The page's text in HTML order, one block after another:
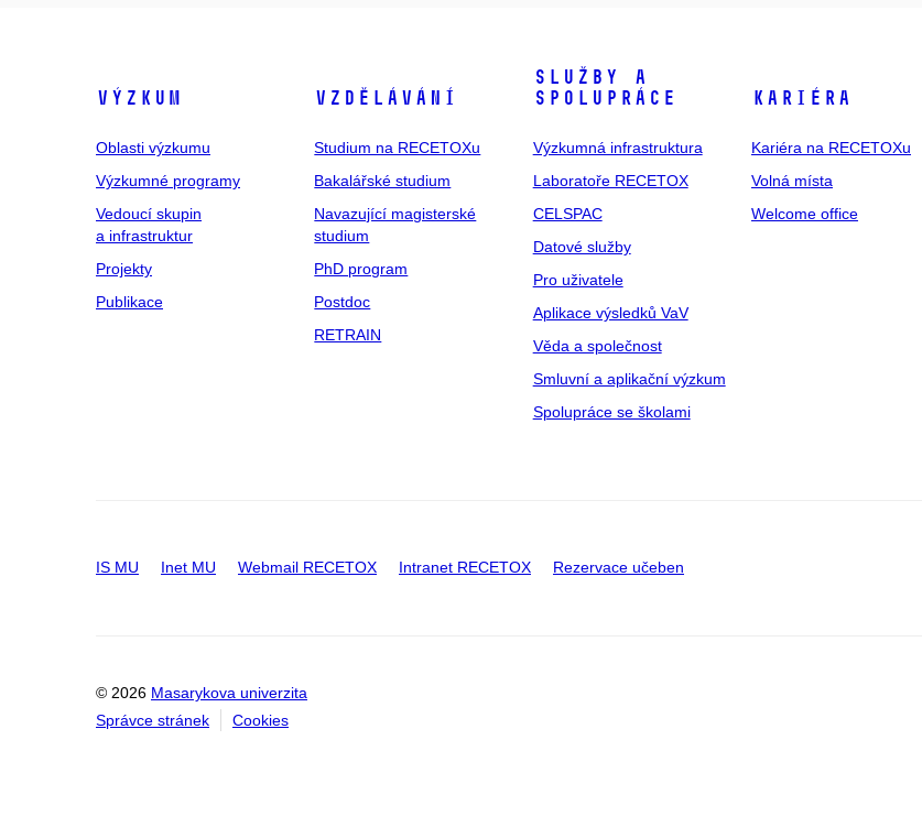
Výzkum
Oblasti výzkumu
Výzkumné programy
Vedoucí skupin
a infrastruktur
Projekty
Publikace
Vzdělávání
Studium na RECETOXu
Bakalářské studium
Navazující magisterské
studium
PhD program
Postdoc
RETRAIN
Služby a
spolupráce
Výzkumná infrastruktura
Laboratoře RECETOX
CELSPAC
Datové služby
Pro uživatele
Aplikace výsledků VaV
Věda a společnost
Smluvní a aplikační výzkum
Spolupráce se školami
Kariéra
Kariéra na RECETOXu
Volná místa
Welcome office
IS MU Inet MU Webmail RECETOX Intranet RECETOX Rezervace učeben
© 2026 Masarykova univerzita
Správce stránek
Cookies